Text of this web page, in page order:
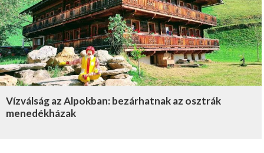
Vízválság az Alpokban: bezárhatnak az osztrák
menedékházak